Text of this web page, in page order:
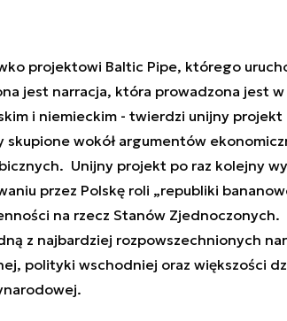
projektowi Baltic Pipe, którego
jest narracja, która prowadzona jest
i niemieckim - twierdzi unijny projekt
skupione wokół argumentów
Unijny projekt po raz kolejny
przez Polskę roli „republiki
na rzecz Stanów
z najbardziej rozpowszechnionych
polityki wschodniej oraz większości